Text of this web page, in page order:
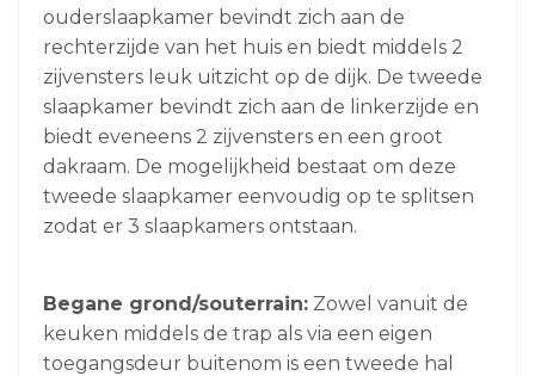
ouderslaapkamer bevindt zich aan de
rechterzijde van het huis en biedt middels 2
zijvensters leuk uitzicht op de dijk. De tweede
slaapkamer bevindt zich aan de linkerzijde en
biedt eveneens 2 zijvensters en een groot
dakraam. De mogelijkheid bestaat om deze
tweede slaapkamer eenvoudig op te splitsen
zodat er 3 slaapkamers ontstaan.
Begane grond/souterrain: Zowel vanuit de
keuken middels de trap als via een eigen
toegangsdeur buitenom is een tweede hal